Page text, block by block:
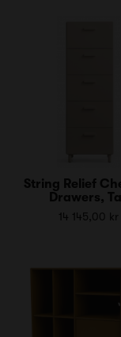
String Relief
Drawers, Tall
14 145,00 kr